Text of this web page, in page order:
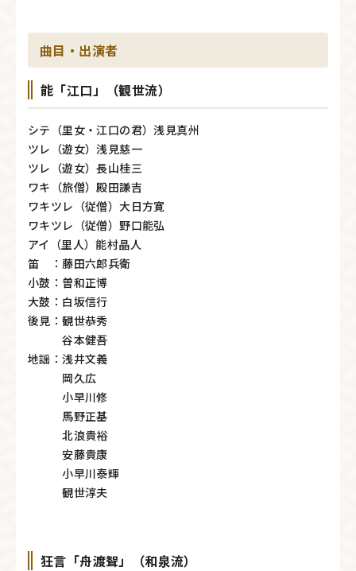
曲目・出演者
能「江口」（観世流）
シテ（里女・江口の君）浅見真州
ツレ（遊女）浅見慈一
ツレ（遊女）長山桂三
ワキ（旅僧）殿田謙吉
ワキツレ（従僧）大日方寛
ワキツレ（従僧）野口能弘
アイ（里人）能村晶人
笛 ：藤田六郎兵衛
小鼓：曽和正博
大鼓：白坂信行
後見：観世恭秀
谷本健吾
地謡：浅井文義
岡久広
小早川修
馬野正基
北浪貴裕
安藤貴康
小早川泰輝
観世淳夫
狂言「舟渡聟」（和泉流）